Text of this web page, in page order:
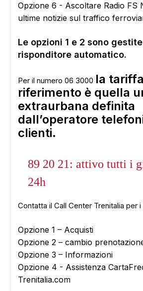
Opzione 6 - Ascoltare Radio FS
ultime notizie sul traffico
Le opzioni 1 e 2 sono
risponditore automatico.
Per il numero 06 3000 la
riferimento è quella
extraurbana definita
dall’operatore
clienti.
89 20 21 : attivo tutti i
24h
Contatta il Call Center Trenitalia per
Opzione 1 – Acquisti
Opzione 2 – cambio
Opzione 3 – Informazioni
Opzione 4 - Assistenza
Trenitalia.com